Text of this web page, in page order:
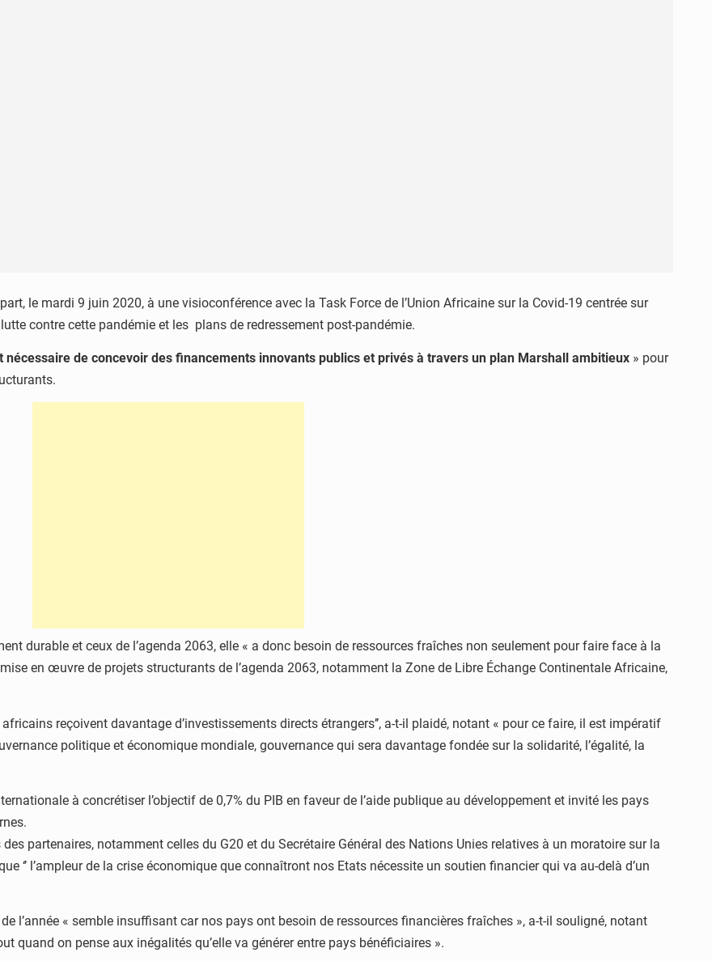
le mardi 9 juin 2020, à une visioconférence avec la Task Force de l’Union Africaine sur la Covid-19 centrée sur
contre cette pandémie et les plans de redressement post-pandémie.
nécessaire de concevoir des financements innovants publics et privés à travers un plan Marshall ambitieux » pour
durable et ceux de l’agenda 2063, elle « a donc besoin de ressources fraîches non seulement pour faire face à la
en œuvre de projets structurants de l’agenda 2063, notamment la Zone de Libre Échange Continentale Africaine,
reçoivent davantage d’investissements directs étrangers’’, a-t-il plaidé, notant « pour ce faire, il est impératif
politique et économique mondiale, gouvernance qui sera davantage fondée sur la solidarité, l’égalité, la
à concrétiser l’objectif de 0,7% du PIB en faveur de l’aide publique au développement et invité les pays
partenaires, notamment celles du G20 et du Secrétaire Général des Nations Unies relatives à un moratoire sur la
‘’ l’ampleur de la crise économique que connaîtront nos Etats nécessite un soutien financier qui va au-delà d’un
l’année « semble insuffisant car nos pays ont besoin de ressources financières fraîches », a-t-il souligné, notant
quand on pense aux inégalités qu’elle va générer entre pays bénéficiaires ».